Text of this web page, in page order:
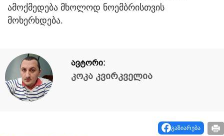
ამოქმედება მხოლოდ ნოემბრისთვის
მოხერხდება.
ავტორი:
კოკა კვირკველია
გაზიარება